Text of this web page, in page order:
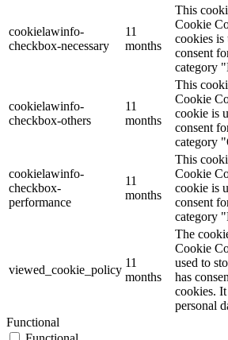
cookielawinfo-
checkbox-necessary
11
months
This
Cookie
cookies is
consent
category
cookielawinfo-
checkbox-others
11
months
This
Cookie
cookie is
consent
category
cookielawinfo-
checkbox-
performance
11
months
This
Cookie
cookie is
consent
category
viewed_cookie_policy
11
months
The
Cookie
used to
has
cookies.
personal
Functional